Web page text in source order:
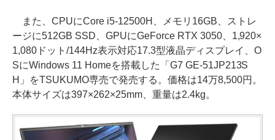
また、CPUにCore i5-12500H、メモリ16GB、ストレ
ージに512GB SSD、GPUにGeForce RTX 3050、1,920×
1,080ドット/144Hz表示対応17.3型液晶ディスプレイ、O
SにWindows 11 Homeを搭載した「G7 GE-51JP213S
H」をTSUKUMO専売で発売する。価格は14万8,500円。
本体サイズは397×262×25mm、重量は2.4kg。